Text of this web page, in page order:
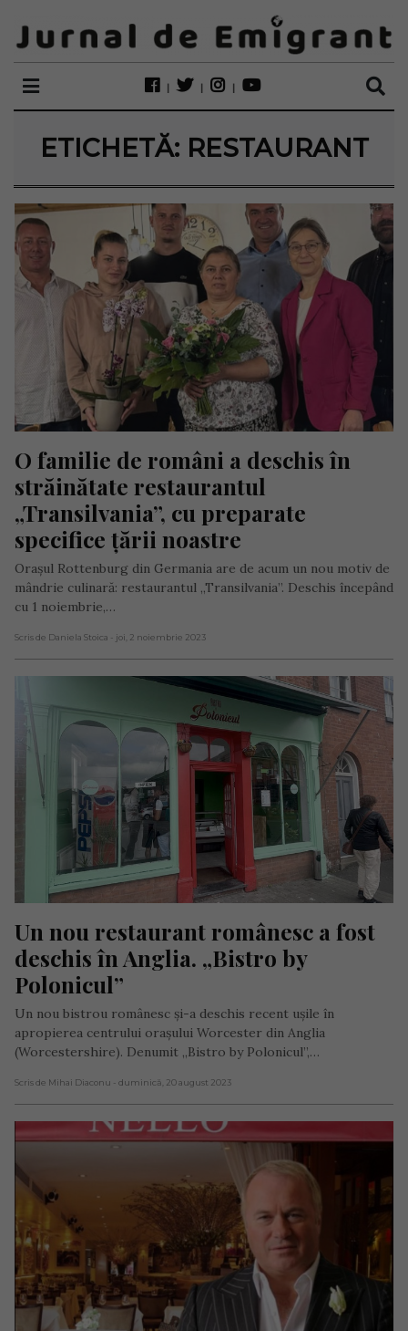
ETICHETĂ: RESTAURANT
O familie de români a deschis în
străinătate restaurantul
„Transilvania”, cu preparate
specifice țării noastre
Orașul Rottenburg din Germania are de acum un nou motiv de
mândrie culinară: restaurantul „Transilvania”. Deschis începând
cu 1 noiembrie,…
Scris de Daniela Stoica - joi, 2 noiembrie 2023
Un nou restaurant românesc a fost
deschis în Anglia. „Bistro by
Polonicul”
Un nou bistrou românesc și-a deschis recent ușile în
apropierea centrului orașului Worcester din Anglia
(Worcestershire). Denumit „Bistro by Polonicul”,…
Scris de Mihai Diaconu - duminică, 20 august 2023